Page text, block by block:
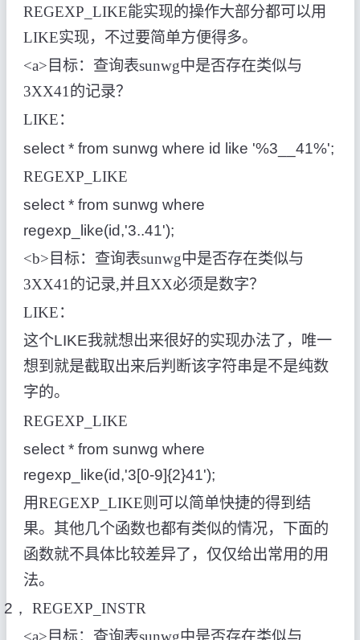
REGEXP_LIKE能实现的操作大部分都可以用
LIKE实现，不过要简单方便得多。
<a> 目标：查询表sunwg中是否存在类似与
3XX41 的记录？
LIKE：
select * from sunwg where id like '%3__41%';
REGEXP_LIKE
select * from sunwg where
regexp_like(id,'3..41');
<b> 目标：查询表sunwg中是否存在类似与
3XX41 的记录,并且 XX必须是数字？
LIKE：
这个LIKE我就想出来很好的实现办法了，唯一
想到就是截取出来后判断该字符串是不是纯数
字的。
REGEXP_LIKE
select * from sunwg where
regexp_like(id,'3[0-9]{2}41');
用REGEXP_LIKE则可以简单快捷的得到结
果。其他几个函数也都有类似的情况，下面的
函数就不具体比较差异了，仅仅给出常用的用
法。
2， REGEXP_INSTR